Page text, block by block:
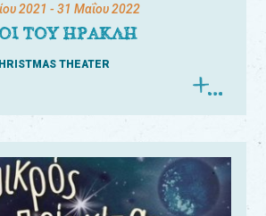
2021 - 31 Μαΐου 2022
ΤΟΥ ΗΡΑΚΛΗ
THEATER